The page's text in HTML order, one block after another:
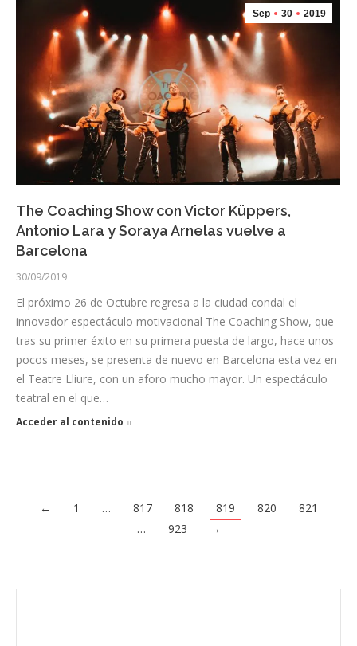
Sep 30 2019
The Coaching Show con Victor Küppers,
Antonio Lara y Soraya Arnelas vuelve a
Barcelona
30/09/2019
El próximo 26 de Octubre regresa a la ciudad condal el
innovador espectáculo motivacional The Coaching Show, que
tras su primer éxito en su primera puesta de largo, hace unos
pocos meses, se presenta de nuevo en Barcelona esta vez en
el Teatre Lliure, con un aforo mucho mayor. Un espectáculo
teatral en el que…
Acceder al contenido
← 1 … 817 818 819 820
821
…
923 →